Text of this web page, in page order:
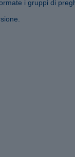
i gruppi di